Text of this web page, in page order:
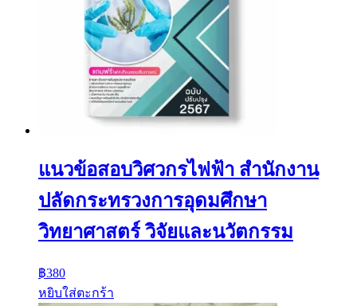
แนวข้อสอบวิศวกรไฟฟ้า สำนักงาน
ปลัดกระทรวงการอุดมศึกษา
วิทยาศาสตร์ วิจัยและนวัตกรรม
฿380
หยิบใส่ตะกร้า